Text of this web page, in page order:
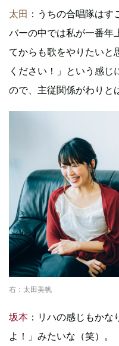
太田 ：うちの合唱隊は
バーの中では私が一番年
てからも歌をやりたいと
ください！」という感じ
ので、主従関係がわりと
右：太田美帆
坂本 ：リハの感じもか
よ！」みたいな（笑）。